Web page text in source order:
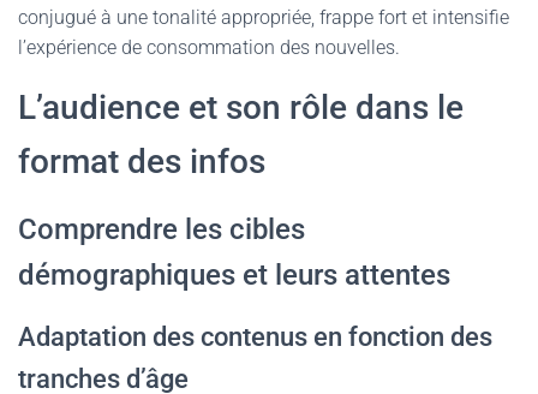
conjugué à une tonalité appropriée, frappe fort et intensifie
l’expérience de consommation des nouvelles.
L’audience et son rôle dans le
format des infos
Comprendre les cibles
démographiques et leurs attentes
Adaptation des contenus en fonction des
tranches d’âge